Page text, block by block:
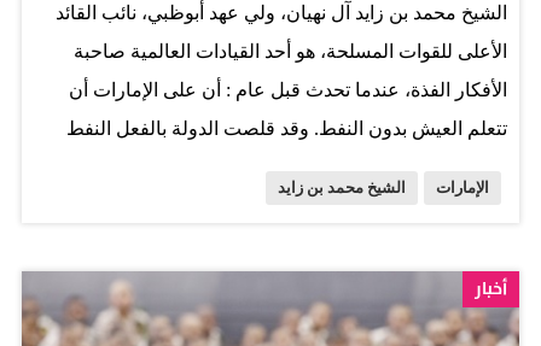
الشيخ محمد بن زايد آل نهيان، ولي عهد أبوظبي، نائب القائد
الأعلى للقوات المسلحة، هو أحد القيادات العالمية صاحبة
الأفكار الفذة، عندما تحدث قبل عام : أن على الإمارات أن
تتعلم العيش بدون النفط. وقد قلصت الدولة بالفعل النفط
رؤية المغفور له الشيخ زايد الثاقبة التي تجلت عندما أنشأ اول
صندوق ثروة سيادي في العالم قبل اكتشاف النفط بسنوات
الإمارات الشيخ محمد بن زايد
أخبار